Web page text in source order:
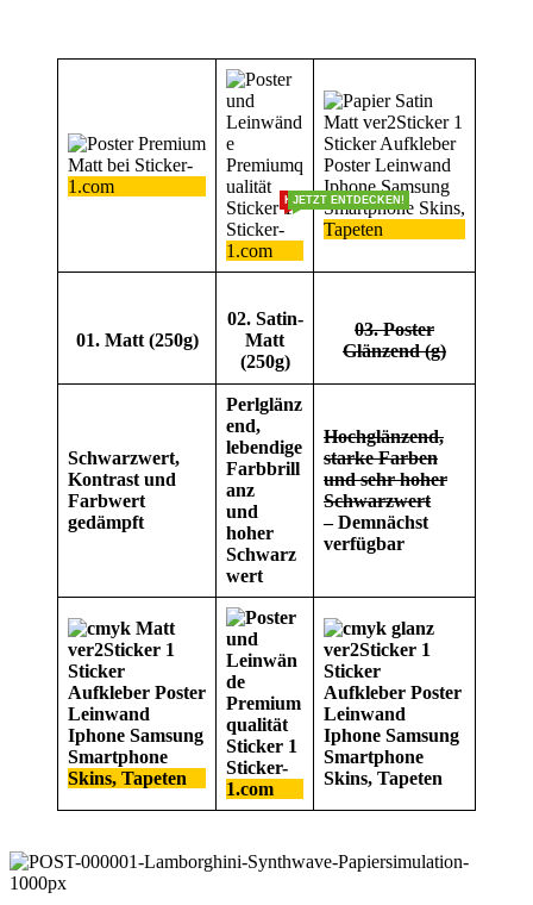
01. Matt (250g)
02. Satin-
Matt
(250g)
03. Poster
Glänzend (g)
Schwarzwert,
Kontrast und
Farbwert
gedämpft
Perlglänz
end,
lebendige
Farbbrill
anz
und
hoher
Schwarz
wert
Hochglänzend,
starke Farben
und sehr hoher
Schwarzwert
– Demnächst
verfügbar
KOSTENLOS
JETZT ENTDECKEN!